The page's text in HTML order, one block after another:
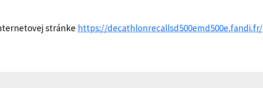
stránke https://decathlonrecallsd500emd500e.fandi.fr/